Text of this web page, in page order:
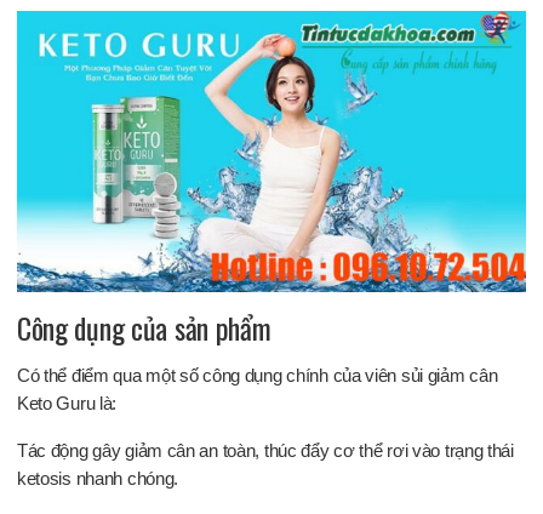
Công dụng của sản phẩm
Có thể điểm qua một số công dụng chính của viên sủi giảm cân
Keto Guru là:
Tác động gây giảm cân an toàn, thúc đẩy cơ thể rơi vào trạng thái
ketosis nhanh chóng.